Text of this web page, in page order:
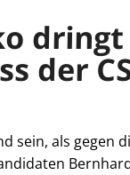
der
sein, als gegen